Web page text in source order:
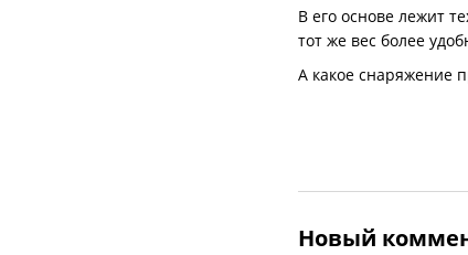
В его основе лежит
тот же вес более
А какое снаряжение
Новый